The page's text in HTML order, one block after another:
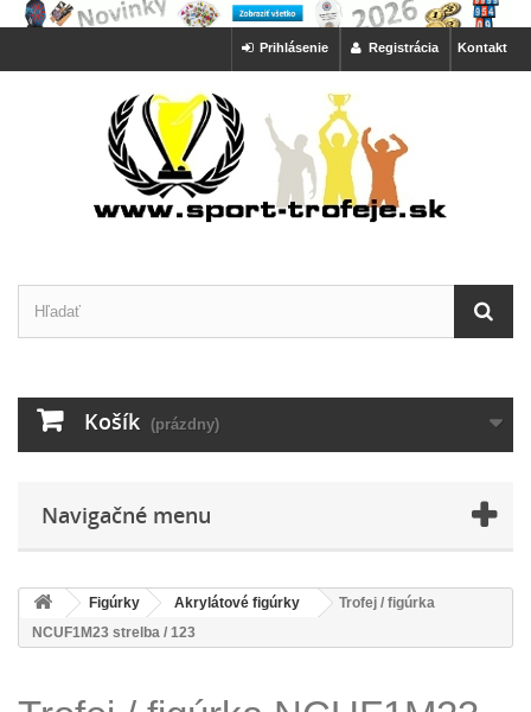
Kontakt
Registrácia
Prihlásenie
Košík (prázdny)
Navigačné menu
Figúrky Akrylátové figúrky
Trofej / figúrka
NCUF1M23 strelba / 123